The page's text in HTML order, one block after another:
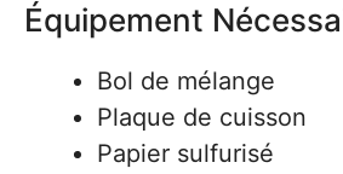
Équipement
Bol de mélange
Plaque de cuisson
Papier sulfurisé